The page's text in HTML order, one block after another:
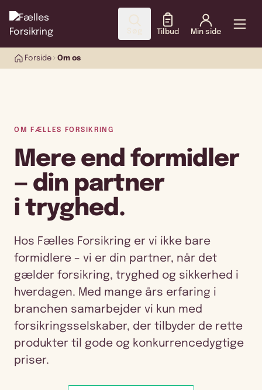
Søg Tilbud Min side
Forside Om os
OM FÆLLES FORSIKRING
Mere end formidler
— din partner
i tryghed.
Hos Fælles Forsikring er vi ikke bare
formidlere – vi er din partner, når det
gælder forsikring, tryghed og sikkerhed i
hverdagen. Med mange års erfaring i
branchen samarbejder vi kun med
forsikringsselskaber, der tilbyder de rette
produkter til gode og konkurrencedygtige
priser.